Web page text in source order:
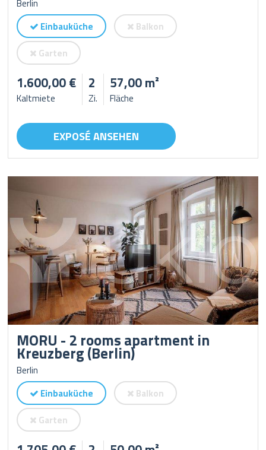
Berlin
Einbauküche
Balkon
Garten
1.600,00 €
Kaltmiete
2
Zi.
57,00 m²
Fläche
EXPOSÉ ANSEHEN
MORU - 2 rooms apartment in
Kreuzberg (Berlin)
Berlin
Einbauküche
Balkon
Garten